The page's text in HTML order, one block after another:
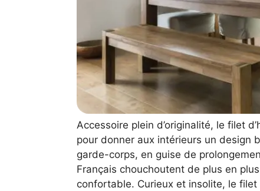
Accessoire plein d’originalité, le filet
pour donner aux intérieurs un design
garde-corps, en guise de
Français chouchoutent de plus en
confortable. Curieux et insolite, le filet